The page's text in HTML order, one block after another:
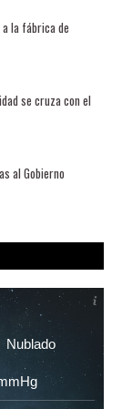
a la fábrica de
se cruza con el
al Gobierno
Nublado